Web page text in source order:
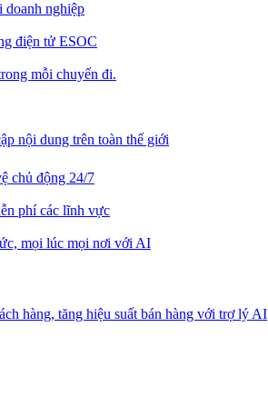
doanh nghiệp
điện tử ESOC
mỗi chuyến đi.
nội dung trên toàn thế giới
chủ động 24/7
phí các lĩnh vực
mọi lúc mọi nơi với AI
hàng, tăng hiệu suất bán hàng với trợ lý AI